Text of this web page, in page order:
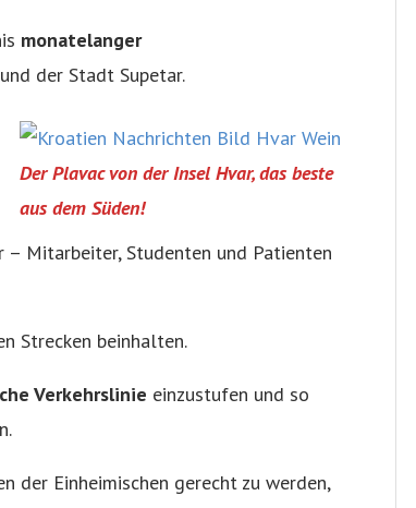
monatelanger
der Stadt Supetar.
Der Plavac von der Insel Hvar, das beste
aus dem Süden!
Mitarbeiter, Studenten und Patienten
Strecken beinhalten.
Verkehrslinie einzustufen und so
der Einheimischen gerecht zu werden,